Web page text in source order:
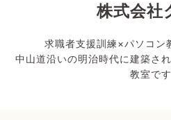
株式会社
求職者支援訓練×パソコン
中山道沿いの明治時代に建築さ
教室です